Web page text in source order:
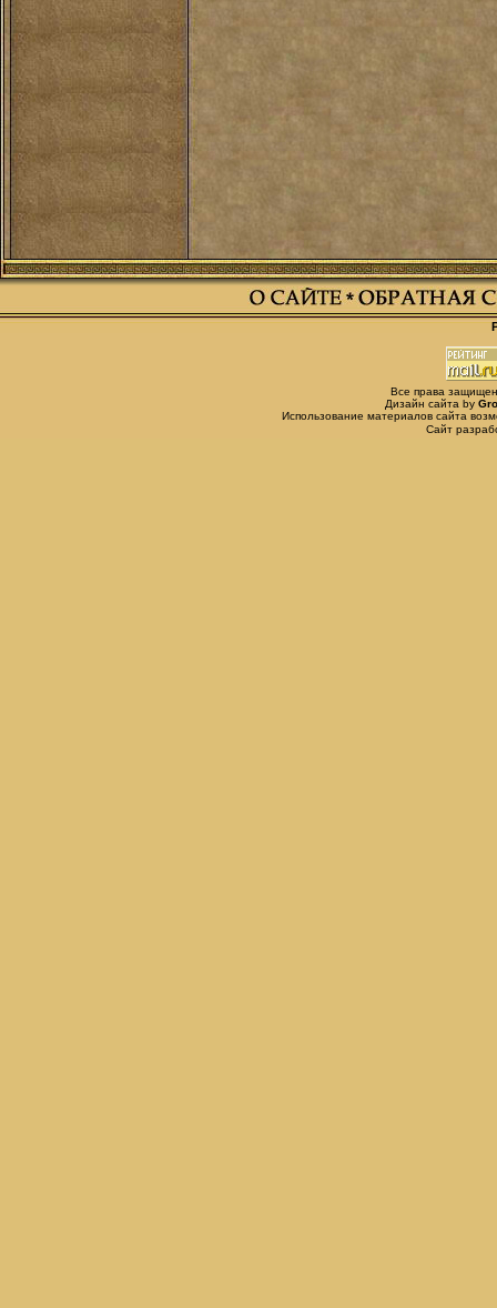
Все права
Дизайн сайта by
Использование материалов сайта
Сайт